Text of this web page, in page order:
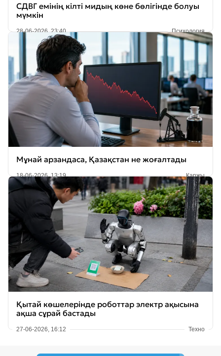
СДВГ емінің кілті мидың көне бөлігінде болуы
мүмкін
28-06-2026, 23:40 Психология
Мұнай арзандаса, Қазақстан не жоғалтады
18-06-2026, 13:19 Қаржы
Қытай көшелерінде роботтар электр ақысына
ақша сұрай бастады
27-06-2026, 16:12 Техно